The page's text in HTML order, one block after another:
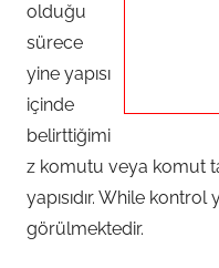
olduğu
sürece
yine yapısı
içinde
belirttiğimi
z komutu veya komut
yapısıdır. While kontrol
görülmektedir.